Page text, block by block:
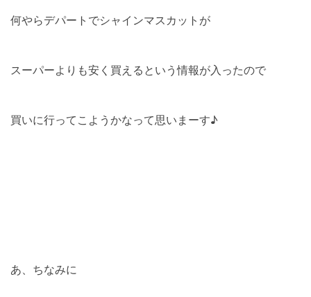
何やらデパートでシャインマスカットが
スーパーよりも安く買えるという情報が入ったので
買いに行ってこようかなって思いまーす♪
あ、ちなみに